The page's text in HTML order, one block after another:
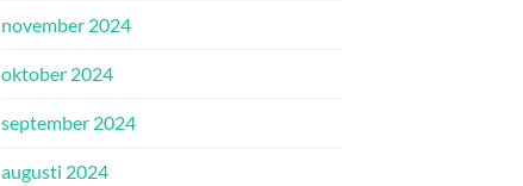
november 2024
oktober 2024
september 2024
augusti 2024